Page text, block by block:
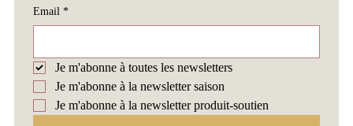
Email *
Je m'abonne à toutes les newsletters
Je m'abonne à la newsletter saison
Je m'abonne à la newsletter produit-soutien